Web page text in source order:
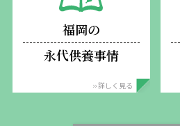
福岡の
永代供養事情
›› 詳しく見る